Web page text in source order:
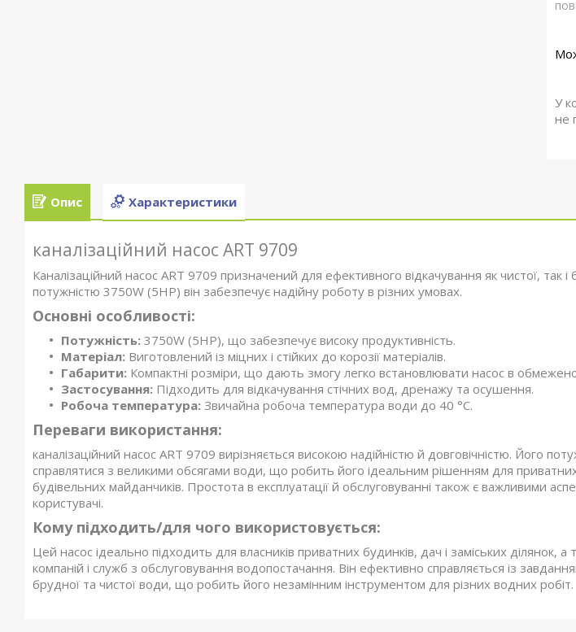
У
не
Опис Характеристики
каналізаційний насос ART 9709
Каналізаційний насос ART 9709 призначений для ефективного відкачування як чистої, так і
потужністю 3750W (5HP) він забезпечує надійну роботу в різних умовах.
Основні особливості:
Потужність: 3750W (5HP), що забезпечує високу продуктивність.
Матеріал: Виготовлений із міцних і стійких до корозії матеріалів.
Габарити: Компактні розміри, що дають змогу легко встановлювати насос в
Застосування: Підходить для відкачування стічних вод, дренажу та осушення.
Робоча температура: Звичайна робоча температура води до 40 °C.
Переваги використання:
каналізаційний насос ART 9709 вирізняється високою надійністю й довговічністю. Його
справлятися з великими обсягами води, що робить його ідеальним рішенням для приватних
будівельних майданчиків. Простота в експлуатації й обслуговуванні також є важливими
користувачі.
Кому підходить/для чого використовується:
Цей насос ідеально підходить для власників приватних будинків, дач і заміських ділянок,
компаній і служб з обслуговування водопостачання. Він ефективно справляється із
брудної та чистої води, що робить його незамінним інструментом для різних водних робіт.